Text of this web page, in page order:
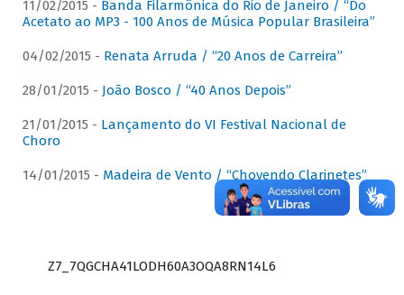
11/02/2015 - Banda Filarmônica do Rio de Janeiro / “Do
Acetato ao MP3 - 100 Anos de Música Popular Brasileira”
04/02/2015 - Renata Arruda / “20 Anos de Carreira”
28/01/2015 - João Bosco / “40 Anos Depois”
21/01/2015 - Lançamento do VI Festival Nacional de
Choro
14/01/2015 - Madeira de Vento / “Chovendo Clarinetes”
Z7_7QGCHA41LODH60A3OQA8RN14L6